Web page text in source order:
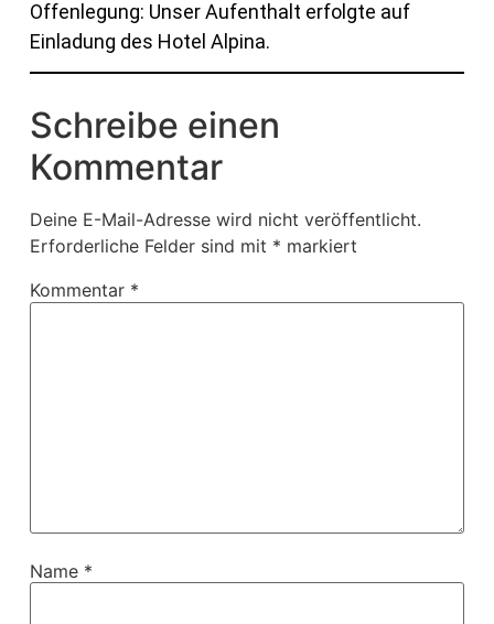
Zumindest nicht geografisch.
Tennisplatz.
Offenlegung: Unser Aufenthalt erfolgte auf
Einladung des Hotel Alpina.
Schreibe einen
Kommentar
Deine E-Mail-Adresse wird nicht veröffentlicht.
Erforderliche Felder sind mit * markiert
Kommentar *
Name *